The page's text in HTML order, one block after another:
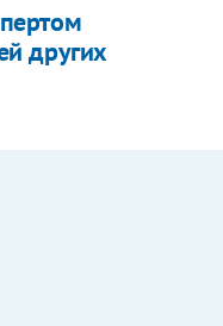
других